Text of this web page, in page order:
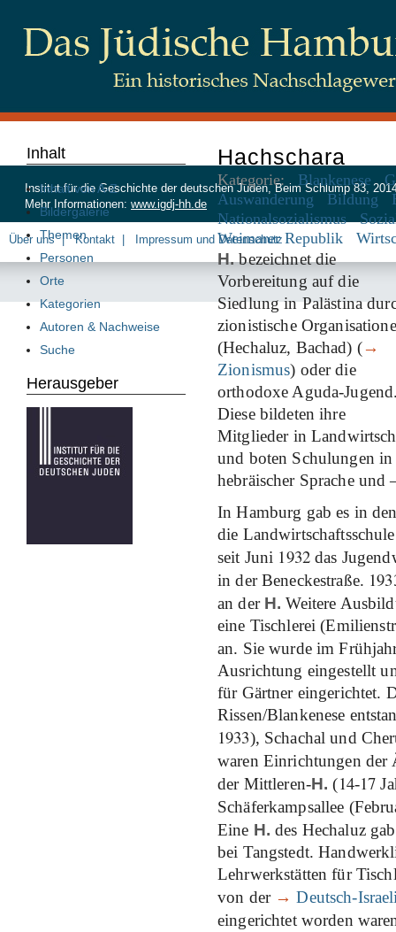
Hachschara
Kategorie: Blankenese
Auswanderung
Bildung
Nationalsozialismus
Weimarer Republik
H.bezeichnet die
Vorbereitung auf die
Siedlung in Palästina
zionistische
(Hechaluz, Bachad) (→
Zionismus) oder die
orthodoxe Aguda-
Diese bildeten ihre
Mitglieder in
und boten Schulungen
hebräischer Sprache
In Hamburg gab es in
die
seit Juni 1932 das
in der Beneckestraße.
an der H. Weitere
eine Tischlerei
an. Sie wurde im
Ausrichtung eingestellt
für Gärtner eingerichtet.
Rissen/Blankenese
1933), Schachal und
waren Einrichtungen der
der Mittleren-H. (14-17
Schäferkampsallee
Eine H. des Hechaluz
bei Tangstedt.
Lehrwerkstätten für
von der → Deutsch-
eingerichtet worden
Inhalt
Inhalt von A-Z
Bildergalerie
Themen
Personen
Orte
Kategorien
Autoren & Nachweise
Suche
Herausgeber
Institut für die Geschichte der deutschen Juden, Beim Schlump 83,
Mehr Informationen: www.igdj-hh.de
Über uns Kontakt Impressum und Datenschutz